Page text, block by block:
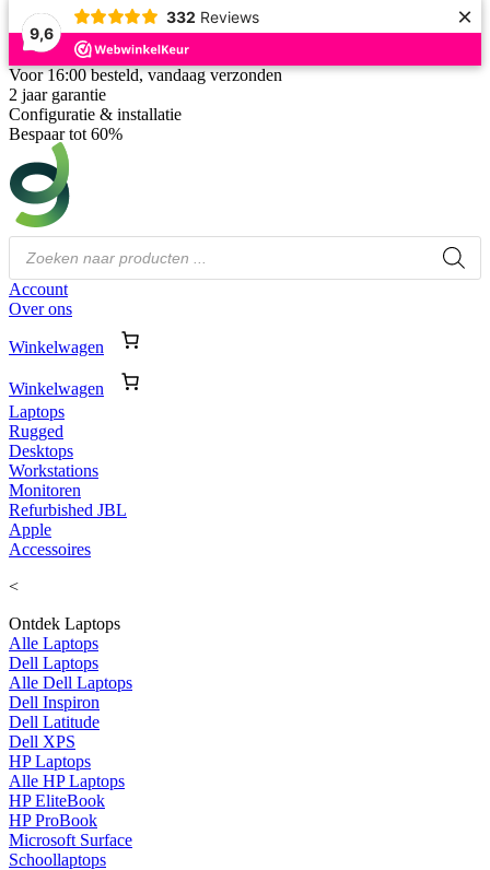
9,6
332 Reviews ×
Voor 16:00 besteld, vandaag verzonden
2 jaar garantie
Configuratie & installatie
Bespaar tot 60%
Producten
zoeken
Account
Over ons
Winkelwagen
Winkelwagen
Laptops
Rugged
Desktops
Workstations
Monitoren
Refurbished JBL
Apple
Accessoires
<
Ontdek Laptops
Alle Laptops
Dell Laptops
Alle Dell Laptops
Dell Inspiron
Dell Latitude
Dell XPS
HP Laptops
Alle HP Laptops
HP EliteBook
HP ProBook
Microsoft Surface
Schoollaptops